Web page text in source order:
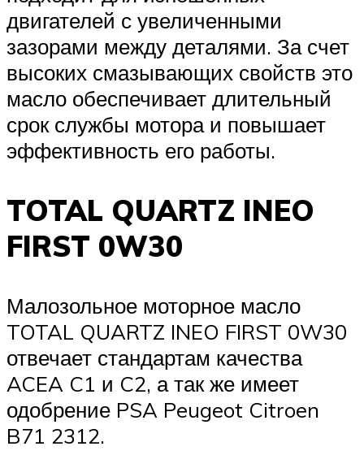
двигателей с увеличенными
зазорами между деталями. За счет
высоких смазывающих свойств это
масло обеспечивает длительный
срок службы мотора и повышает
эффективность его работы.
TOTAL QUARTZ INEO
FIRST 0W30
Малозольное моторное масло
TOTAL QUARTZ INEO FIRST 0W30
отвечает стандартам качества
ACEA C1 и C2, а так же имеет
одобрение PSA Peugeot Citroen
B71 2312.